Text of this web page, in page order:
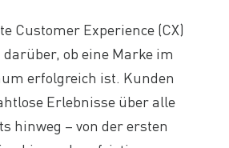
Customer Experience (CX)
ob eine Marke im
erfolgreich ist. Kunden
Erlebnisse über alle
hinweg – von der ersten